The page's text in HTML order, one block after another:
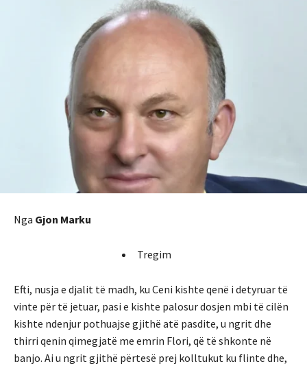
Nga Gjon Marku
Tregim
Efti, nusja e djalit të madh, ku Ceni kishte qenë i detyruar të
vinte për të jetuar, pasi e kishte palosur dosjen mbi të cilën
kishte ndenjur pothuajse gjithë atë pasdite, u ngrit dhe
thirri qenin qimegjatë me emrin Flori, që të shkonte në
banjo. Ai u ngrit gjithë përtesë prej kolltukut ku flinte dhe,